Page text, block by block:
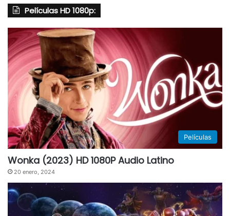
Películas HD 1080p:
Películas
Wonka (2023) HD 1080P Audio Latino
20 enero, 2024